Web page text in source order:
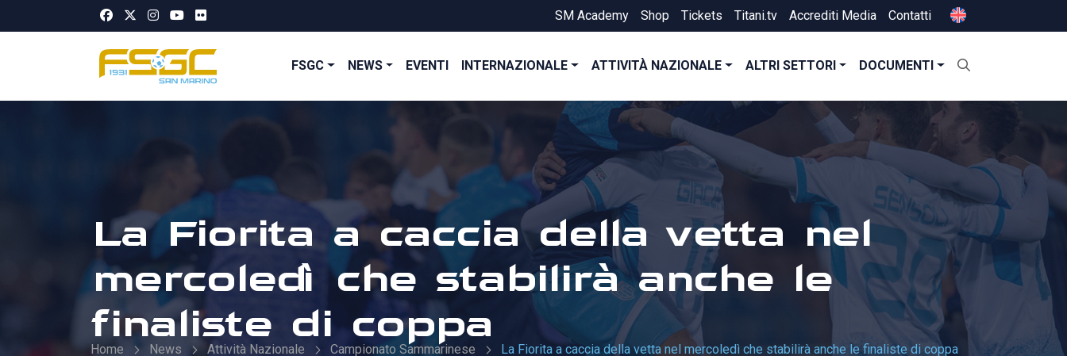
SM Academy Shop Tickets Titani.tv Accrediti Media Contatti
FSGC NEWS EVENTI INTERNAZIONALE ATTIVITÀ NAZIONALE ALTRI SETTORI DOCUMENTI
La Fiorita a caccia della vetta nel
mercoledì che stabilirà anche le
finaliste di coppa
Home News Attività Nazionale Campionato Sammarinese La Fiorita a caccia della vetta nel mercoledì che stabilirà anche le finaliste di coppa